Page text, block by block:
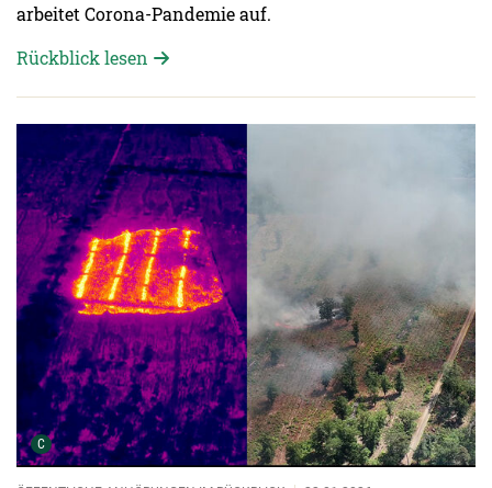
arbeitet Corona-Pandemie auf.
Rückblick lesen
Detailansicht öffnen:
C Urheber der Grafik: